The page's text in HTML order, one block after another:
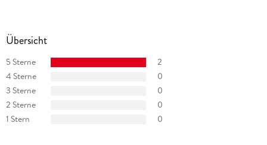
Übersicht
5 Sterne
2
4 Sterne
0
3 Sterne
0
2 Sterne
0
1 Stern
0